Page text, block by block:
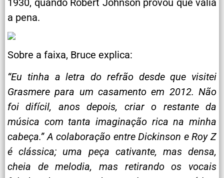
a pena.
Sobre a faixa, Bruce explica:
“Eu tinha a letra do refrão desde que visitei
Grasmere para um casamento em 2012. Não
foi difícil, anos depois, criar o restante da
música com tanta imaginação rica na minha
cabeça.” A colaboração entre Dickinson e Roy Z
é clássica; uma peça cativante, mas densa,
cheia de melodia, mas retirando os vocais